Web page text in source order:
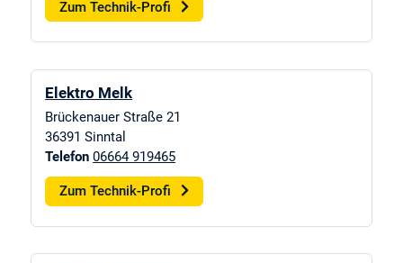
Zum Technik-Profi
Elektro Melk
Brückenauer Straße 21
36391 Sinntal
Telefon 06664 919465
Zum Technik-Profi